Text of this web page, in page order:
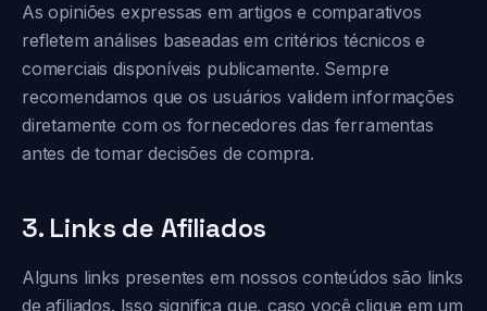
As opiniões expressas em artigos e comparativos
refletem análises baseadas em critérios técnicos e
comerciais disponíveis publicamente. Sempre
recomendamos que os usuários validem informações
diretamente com os fornecedores das ferramentas
antes de tomar decisões de compra.
3. Links de Afiliados
Alguns links presentes em nossos conteúdos são links
de afiliados. Isso significa que, caso você clique em um